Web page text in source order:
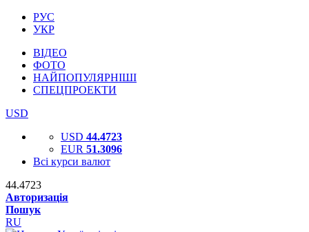
РУС
УКР
ВІДЕО
ФОТО
НАЙПОПУЛЯРНІШІ
СПЕЦПРОЕКТИ
USD
USD 44.4723
EUR 51.3096
Всі курси валют
44.4723
Авторизація
Пошук
RU